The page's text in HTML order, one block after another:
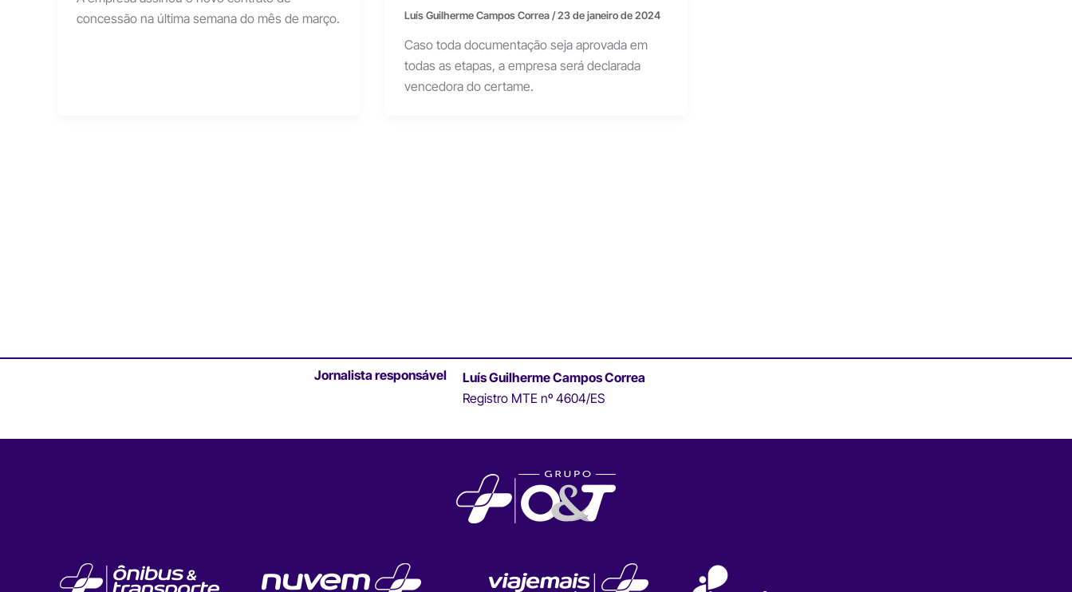
concessão na última semana do mês de março.
Luís Guilherme Campos Correa/23 de janeiro de 2024
Caso toda documentação seja aprovada em
todas as etapas, a empresa será declarada
vencedora do certame.
Jornalista responsável
Luís Guilherme Campos Correa
Registro MTE nº 4604/ES